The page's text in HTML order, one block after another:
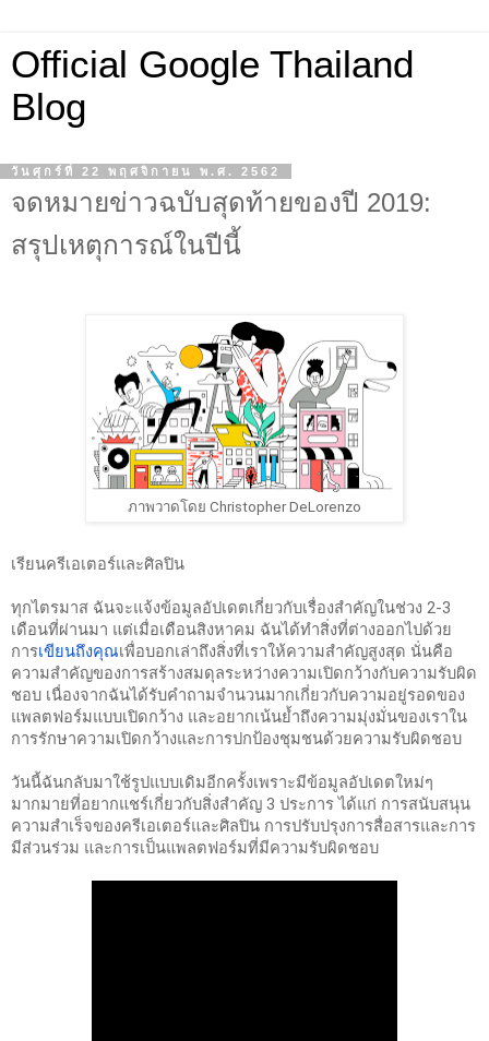
Official Google Thailand
Blog
วันศุกร์ที่ 22 พฤศจิกายน พ.ศ. 2562
จดหมายข่าวฉบับสุดท้ายของปี 2019:
สรุปเหตุการณ์ในปีนี้
ภาพวาดโดย Christopher DeLorenzo
เรียนครีเอเตอร์และศิลปิน
ทุกไตรมาส ฉันจะแจ้งข้อมูลอัปเดตเกี่ยวกับเรื่องสำคัญในช่วง 2-3
เดือนที่ผ่านมา แต่เมื่อเดือนสิงหาคม ฉันได้ทำสิ่งที่ต่างออกไปด้วย
การเขียนถึงคุณเพื่อบอกเล่าถึงสิ่งที่เราให้ความสำคัญสูงสุด นั่นคือ
ความสำคัญของการสร้างสมดุลระหว่างความเปิดกว้างกับความรับผิด
ชอบ เนื่องจากฉันได้รับคำถามจำนวนมากเกี่ยวกับความอยู่รอดของ
แพลตฟอร์มแบบเปิดกว้าง และอยากเน้นย้ำถึงความมุ่งมั่นของเราใน
การรักษาความเปิดกว้างและการปกป้องชุมชนด้วยความรับผิดชอบ
วันนี้ฉันกลับมาใช้รูปแบบเดิมอีกครั้งเพราะมีข้อมูลอัปเดตใหม่ๆ
มากมายที่อยากแชร์เกี่ยวกับสิ่งสำคัญ 3 ประการ ได้แก่ การสนับสนุน
ความสำเร็จของครีเอเตอร์และศิลปิน การปรับปรุงการสื่อสารและการ
มีส่วนร่วม และการเป็นแพลตฟอร์มที่มีความรับผิดชอบ